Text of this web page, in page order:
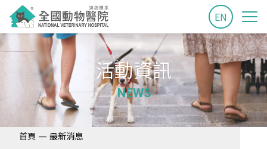
EN
活動資訊
NEWS
首頁 — 最新消息